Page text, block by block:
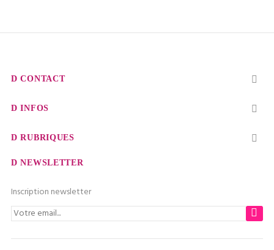
CONTACT 
INFOS 
RUBRIQUES 
NEWSLETTER
Inscription newsletter